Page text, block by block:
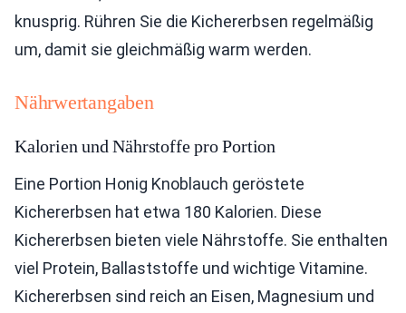
knusprig. Rühren Sie die Kichererbsen regelmäßig
um, damit sie gleichmäßig warm werden.
Nährwertangaben
Kalorien und Nährstoffe pro Portion
Eine Portion Honig Knoblauch geröstete
Kichererbsen hat etwa 180 Kalorien. Diese
Kichererbsen bieten viele Nährstoffe. Sie enthalten
viel Protein, Ballaststoffe und wichtige Vitamine.
Kichererbsen sind reich an Eisen, Magnesium und